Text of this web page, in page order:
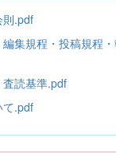
則.pdf
編集規程・投稿規程
査読基準.pdf
て.pdf